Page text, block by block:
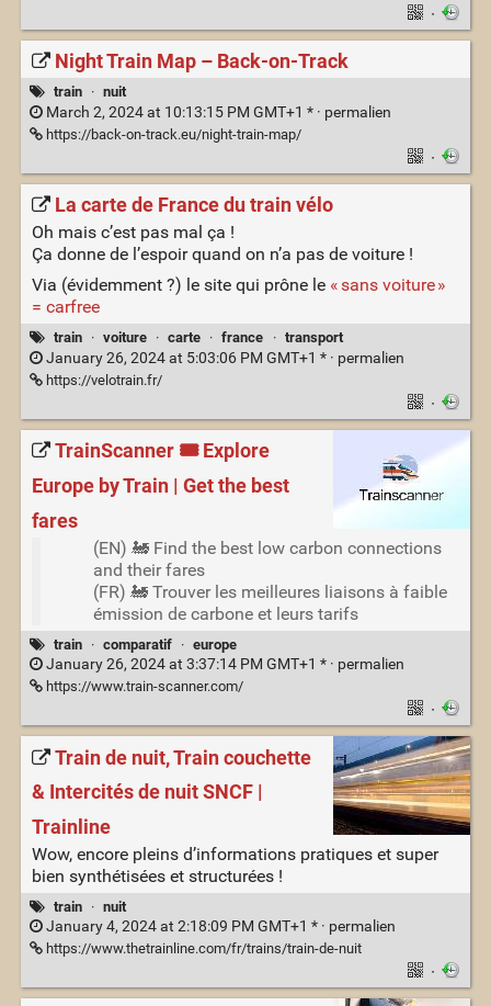
·
Night Train Map – Back-on-Track
train · nuit
March 2, 2024 at 10:13:15 PM GMT+1 * · permalien
https://back-on-track.eu/night-train-map/
·
La carte de France du train vélo
Oh mais c’est pas mal ça !
Ça donne de l’espoir quand on n’a pas de voiture !
Via (évidemment ?) le site qui prône le « sans voiture »
= carfree
train · voiture · carte · france · transport
January 26, 2024 at 5:03:06 PM GMT+1 * · permalien
https://velotrain.fr/
·
TrainScanner 🎟️ Explore
Europe by Train | Get the best
fares
(EN) 🚂 Find the best low carbon connections
and their fares
(FR) 🚂 Trouver les meilleures liaisons à faible
émission de carbone et leurs tarifs
train · comparatif · europe
January 26, 2024 at 3:37:14 PM GMT+1 * · permalien
https://www.train-scanner.com/
·
Train de nuit, Train couchette
& Intercités de nuit SNCF |
Trainline
Wow, encore pleins d’informations pratiques et super
bien synthétisées et structurées !
train · nuit
January 4, 2024 at 2:18:09 PM GMT+1 * · permalien
https://www.thetrainline.com/fr/trains/train-de-nuit
·